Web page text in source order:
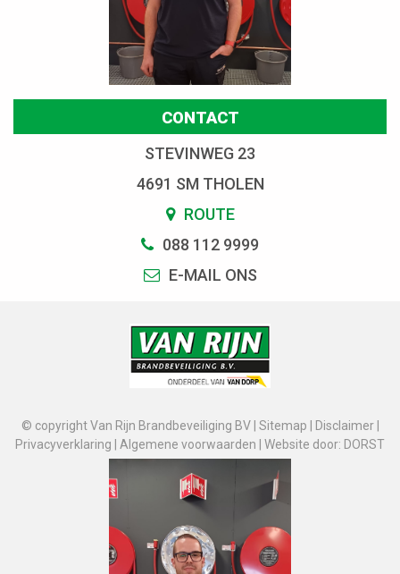
CONTACT
STEVINWEG 23
4691 SM THOLEN
ROUTE
088 112 9999
E-MAIL ONS
© copyright Van Rijn Brandbeveiliging BV | Sitemap Disclaimer|
Privacyverklaring
Algemene voorwaarden Website door: DORST